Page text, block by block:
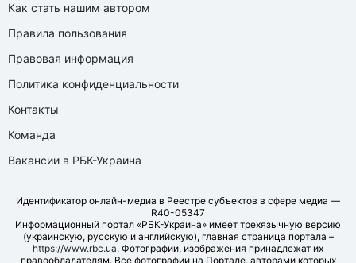
Как стать нашим автором
Правила пользования
Правовая информация
Политика конфиденциальности
Контакты
Команда
Вакансии в РБК-Украина
Идентификатор онлайн-медиа в Реестре субъектов в сфере медиа —
R40-05347
Информационный портал «РБК-Украина» имеет трехязычную версию
(украинскую, русскую и английскую), главная страница портала –
https://www.rbc.ua. Фотографии, изображения принадлежат их
правообладателям. Все фотографии на Портале, авторами которых